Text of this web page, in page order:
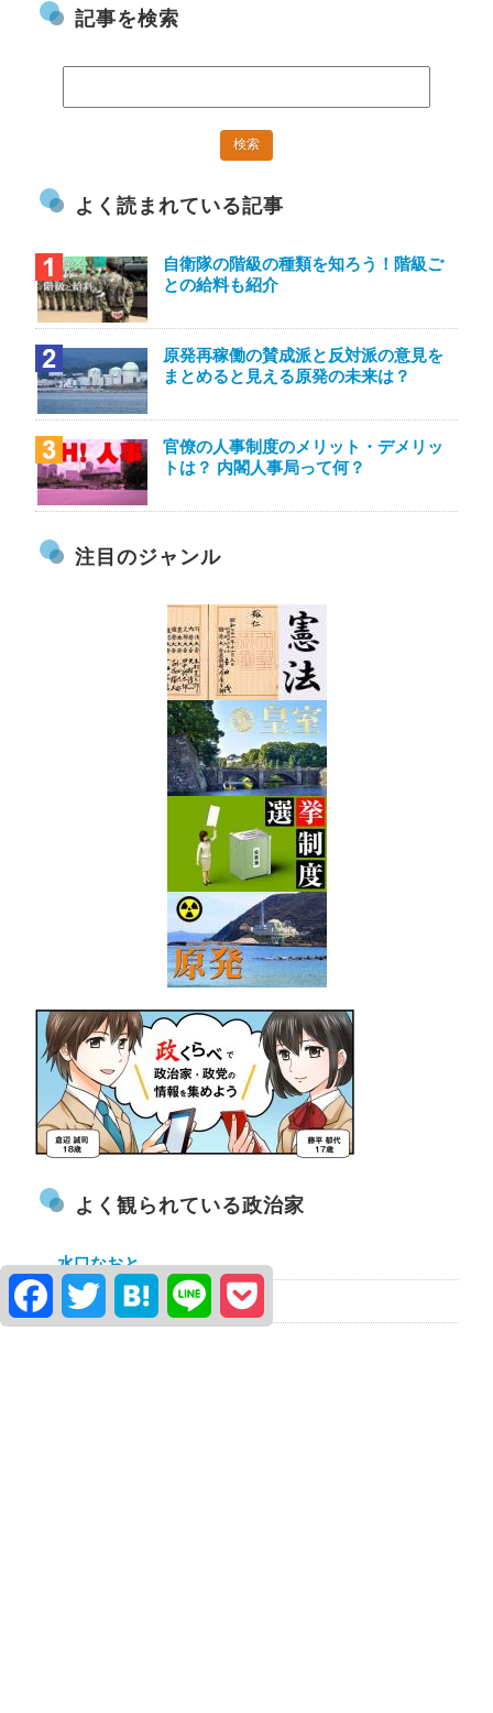
記事を検索
よく読まれている記事
自衛隊の階級の種類を知ろう！階級ご
との給料も紹介
原発再稼働の賛成派と反対派の意見を
まとめると見える原発の未来は？
官僚の人事制度のメリット・デメリッ
トは？ 内閣人事局って何？
注目のジャンル
よく観られている政治家
水口なおと
堀こうどう
FacebookTwitter Hatena Line Pocket